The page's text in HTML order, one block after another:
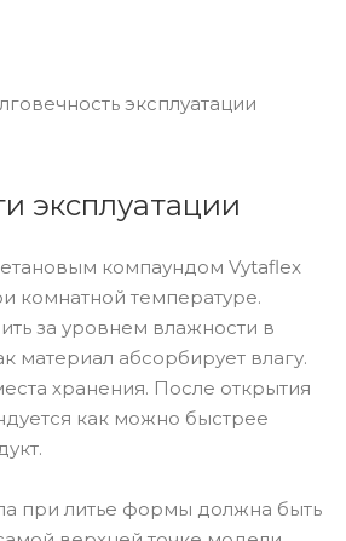
эксплуатации
эксплуатации
компаундом Vytaflex
комнатной температуре.
за уровнем влажности в
материал абсорбирует влагу.
хранения. После открытия
как можно быстрее
при литье формы должна быть